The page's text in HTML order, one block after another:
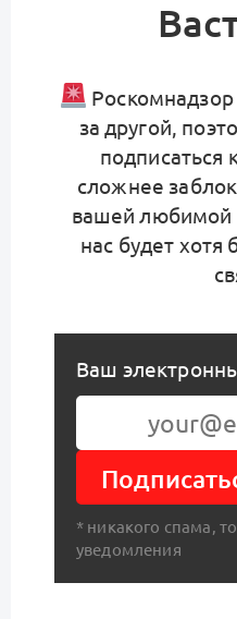
Роскомнадзор
за другой,
подписаться
сложнее
вашей любимой
нас будет хотя
Ваш
* никакого спама,
уведомления